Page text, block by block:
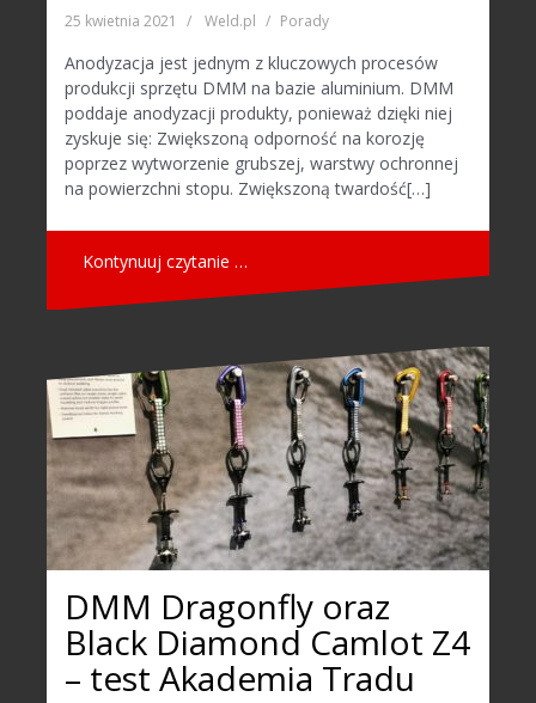
25 kwietnia 2021 Weld.pl Porady
Anodyzacja jest jednym z kluczowych procesów
produkcji sprzętu DMM na bazie aluminium. DMM
poddaje anodyzacji produkty, ponieważ dzięki niej
zyskuje się: Zwiększoną odporność na korozję
poprzez wytworzenie grubszej, warstwy ochronnej
na powierzchni stopu. Zwiększoną twardość[…]
Kontynuuj czytanie …
DMM Dragonfly oraz
Black Diamond Camlot Z4
– test Akademia Tradu